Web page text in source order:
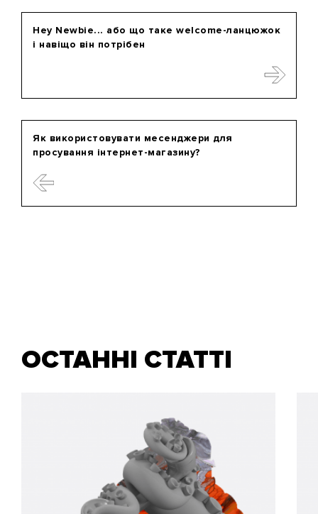
Як використовувати месенджери для
просування інтернет-магазину?
Hey Newbie... або що таке welcome-ланцюжок
і навіщо він потрібен
ОСТАННІ СТАТТІ